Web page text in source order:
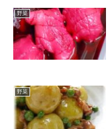
野菜
野菜